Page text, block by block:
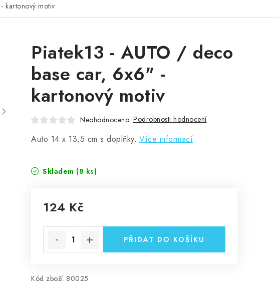
kartonový motiv
Piatek13 - AUTO / deco
base car, 6x6" -
kartonový motiv
Neohodnoceno Podrobnosti hodnocení
Auto 14 x 13,5 cm s doplňky. Více informací
Skladem (8 ks)
124 Kč
PŘIDAT DO KOŠÍKU
Kód zboží: 80025